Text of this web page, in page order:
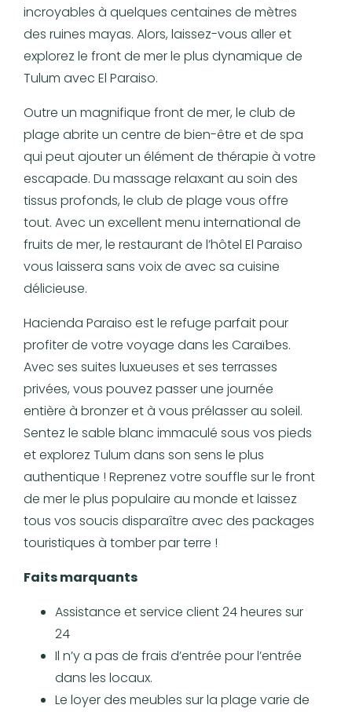
incroyables à quelques centaines de mètres
des ruines mayas. Alors, laissez-vous aller et
explorez le front de mer le plus dynamique de
Tulum avec El Paraiso.
Outre un magnifique front de mer, le club de
plage abrite un centre de bien-être et de spa
qui peut ajouter un élément de thérapie à votre
escapade. Du massage relaxant au soin des
tissus profonds, le club de plage vous offre
tout. Avec un excellent menu international de
fruits de mer, le restaurant de l’hôtel El Paraiso
vous laissera sans voix de avec sa cuisine
délicieuse.
Hacienda Paraiso est le refuge parfait pour
profiter de votre voyage dans les Caraïbes.
Avec ses suites luxueuses et ses terrasses
privées, vous pouvez passer une journée
entière à bronzer et à vous prélasser au soleil.
Sentez le sable blanc immaculé sous vos pieds
et explorez Tulum dans son sens le plus
authentique ! Reprenez votre souffle sur le front
de mer le plus populaire au monde et laissez
tous vos soucis disparaître avec des packages
touristiques à tomber par terre !
Faits marquants
Assistance et service client 24 heures sur
24
Il n’y a pas de frais d’entrée pour l’entrée
dans les locaux.
Le loyer des meubles sur la plage varie de